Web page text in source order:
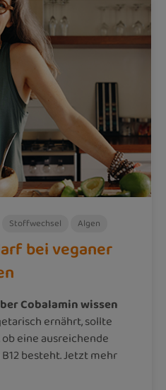
Stoffwechsel Algen
bei veganer
Cobalamin wissen
ernährt, sollte
eine ausreichende
besteht. Jetzt mehr